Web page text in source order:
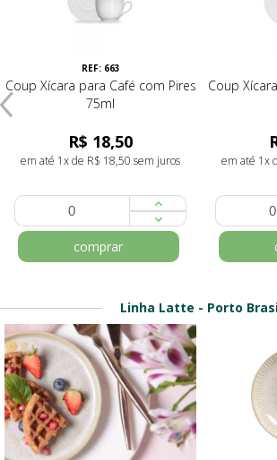
REF: 663
Coup Xícara para Café com Pires
75ml
R$ 18,50
em até 1x de R$ 18,50 sem juros
comprar
Coup
em até 1x
Linha Latte - Porto
13%